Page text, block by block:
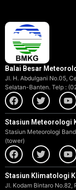
Balai Besar
Jl. H. Abdulgani No.05,
Selatan-Banten. Telp :
Stasiun Meteorologi
Stasiun Meteorologi
(tower)
Stasiun Klimatologi
Jl. Kodam Bintaro No.82,